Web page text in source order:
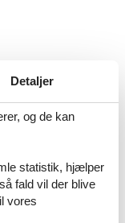
stranden
vores prisgaranti.
ikke er én eneste
er billigere end
Detaljer
og de kan
statistik, hjælper
fald vil der blive
vores